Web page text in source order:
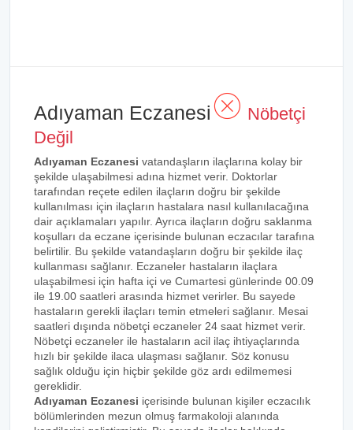
Adıyaman Eczanesi
Nöbetçi
Değil
Adıyaman Eczanesi vatandaşların ilaçlarına kolay bir
şekilde ulaşabilmesi adına hizmet verir. Doktorlar
tarafından reçete edilen ilaçların doğru bir şekilde
kullanılması için ilaçların hastalara nasıl kullanılacağına
dair açıklamaları yapılır. Ayrıca ilaçların doğru saklanma
koşulları da eczane içerisinde bulunan eczacılar tarafına
belirtilir. Bu şekilde vatandaşların doğru bir şekilde ilaç
kullanması sağlanır. Eczaneler hastaların ilaçlara
ulaşabilmesi için hafta içi ve Cumartesi günlerinde 00.09
ile 19.00 saatleri arasında hizmet verirler. Bu sayede
hastaların gerekli ilaçları temin etmeleri sağlanır. Mesai
saatleri dışında nöbetçi eczaneler 24 saat hizmet verir.
Nöbetçi eczaneler ile hastaların acil ilaç ihtiyaçlarında
hızlı bir şekilde ilaca ulaşması sağlanır. Söz konusu
sağlık olduğu için hiçbir şekilde göz ardı edilmemesi
gereklidir.
Adıyaman Eczanesi içerisinde bulunan kişiler eczacılık
bölümlerinden mezun olmuş farmakoloji alanında